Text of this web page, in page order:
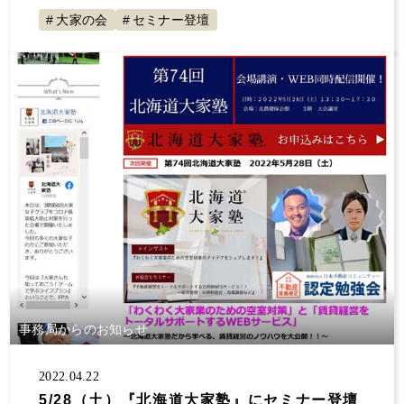
大家の会
セミナー登壇
事務局からのお知らせ
2022.04.22
5/28（土）『北海道大家塾』にセミナー登壇